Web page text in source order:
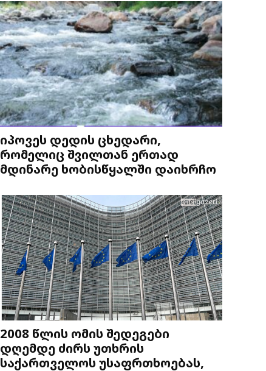
იპოვეს დედის ცხედარი,
რომელიც შვილთან ერთად
მდინარე ხობისწყალში დაიხრჩო
2008 წლის ომის შედეგები
დღემდე ძირს უთხრის
საქართველოს უსაფრთხოებას,